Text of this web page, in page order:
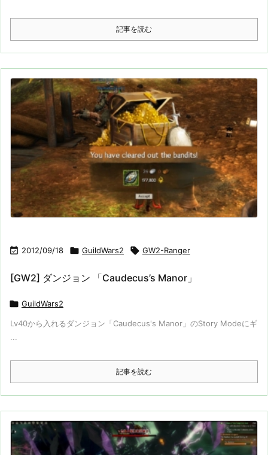
記事を読む
 2012/09/18  GuildWars2  GW2-Ranger
[GW2] ダンジョン 「Caudecus’s Manor」
 GuildWars2
Lv40から入れるダンジョン「Caudecus's Manor」のStory Modeにギ
...
記事を読む